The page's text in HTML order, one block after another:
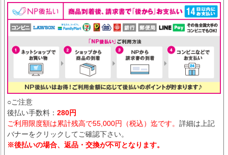
○ご注意
後払い手数料： 280円
ご利用限度額は累計残高で55,000円（税込）迄です。 詳細は上記
バナーをクリックしてご確認下さい。
※後払いの場合、返品・交換が不可となります。